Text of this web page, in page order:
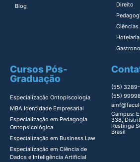
Blog
Direito​
Hotelaria
Cursos Pós-
Graduação
Especialização Ontopiscologia ​
MBA Identidade Empresarial​
Especialização em Pedagogia
Ontopsicológica​
Especialização em Business Law
Especialização em Ciência de
Dados e Inteligência Artificial
(55) 3289-
(55)
Campus:
338,
Restinga
Brasil